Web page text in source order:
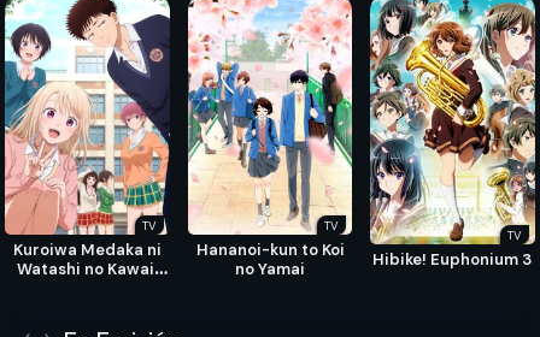
TV
Kuroiwa Medaka ni
Watashi no Kawaii
TV
Hananoi-kun to Koi
no Yamai
TV
Hibike! Euphonium 3